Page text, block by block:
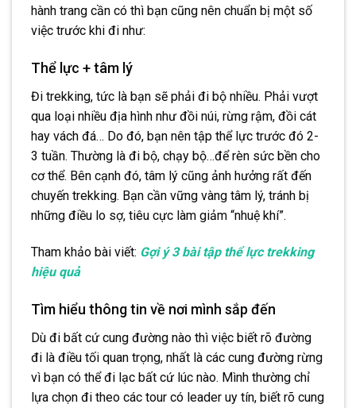
hành trang cần có thì bạn cũng nên chuẩn bị một số
việc trước khi đi như:
Thể lực + tâm lý
Đi trekking, tức là bạn sẽ phải đi bộ nhiều. Phải vượt
qua loại nhiều địa hình như đồi núi, rừng rậm, đồi cát
hay vách đá… Do đó, bạn nên tập thể lực trước đó 2-
3 tuần. Thường là đi bộ, chạy bộ…để rèn sức bền cho
cơ thể. Bên cạnh đó, tâm lý cũng ảnh hưởng rất đến
chuyến trekking. Bạn cần vững vàng tâm lý, tránh bị
những điều lo sợ, tiêu cực làm giảm “nhuệ khí”.
Tham khảo bài viết: Gợi ý 3 bài tập thể lực trekking
hiệu quả
Tìm hiểu thông tin về nơi mình sắp đến
Dù đi bất cứ cung đường nào thì việc biết rõ đường
đi là điều tối quan trọng, nhất là các cung đường rừng
vì bạn có thể đi lạc bất cứ lúc nào. Mình thường chỉ
lựa chọn đi theo các tour có leader uy tín, biết rõ cung